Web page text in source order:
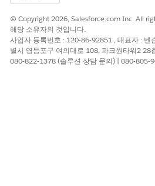
© Copyright 2026, Salesforce.com Inc. All
해당 소유자의 것입니다.
사업자 등록번호 : 120-86-92851 , 대표자 : 벤
별시 영등포구 여의대로 108, 파크원타워2 28
080-822-1378 (솔루션 상담 문의) | 080-805-